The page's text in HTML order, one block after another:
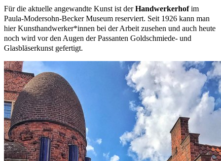
Für die aktuelle angewandte Kunst ist derHandwerkerhofim
Paula-Modersohn-Becker Museum reserviert. Seit 1926 kann man
hier Kunsthandwerker*innen bei der Arbeit zusehen und auch heute
noch wird vor den Augen der Passanten Goldschmiede- und
Glasbläserkunst gefertigt.